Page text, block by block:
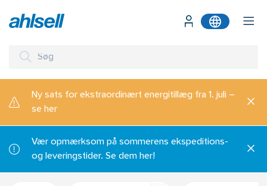
Ny sats for ekstraordinært energitillæg fra 1. juli –
se her
Vær opmærksom på sommerens ekspeditions-
og leveringstider. Se dem her!